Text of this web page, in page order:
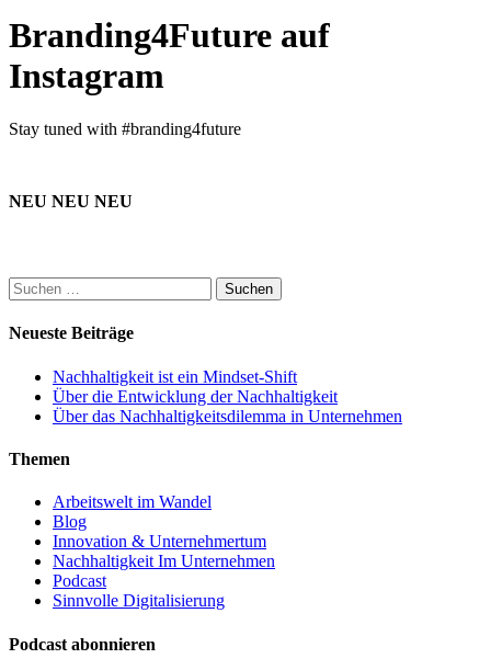
Branding4Future auf
Instagram
Stay tuned with #branding4future
NEU NEU NEU
Suchen
nach:
Neueste Beiträge
Nachhaltigkeit ist ein Mindset-Shift
Über die Entwicklung der Nachhaltigkeit
Über das Nachhaltigkeitsdilemma in Unternehmen
Themen
Arbeitswelt im Wandel
Blog
Innovation & Unternehmertum
Nachhaltigkeit Im Unternehmen
Podcast
Sinnvolle Digitalisierung
Podcast abonnieren